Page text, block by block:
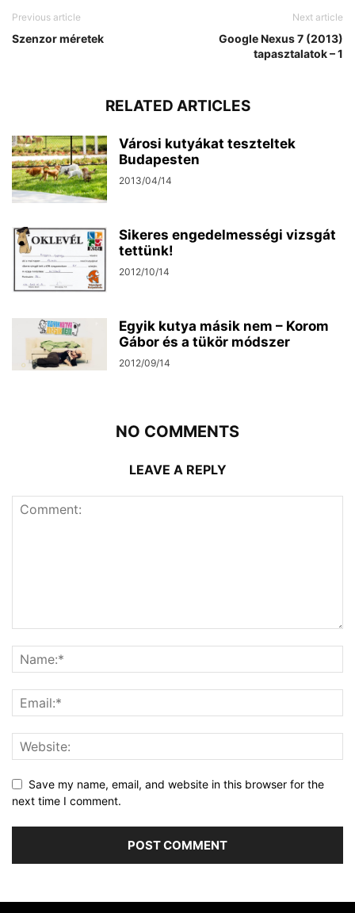
Previous article
Szenzor méretek
Next article
Google Nexus 7 (2013)
tapasztalatok – 1
RELATED ARTICLES
Városi kutyákat teszteltek
Budapesten
2013/04/14
Sikeres engedelmességi vizsgát
tettünk!
2012/10/14
Egyik kutya másik nem – Korom
Gábor és a tükör módszer
2012/09/14
NO COMMENTS
LEAVE A REPLY
Save my name, email, and website in this browser for the
next time I comment.